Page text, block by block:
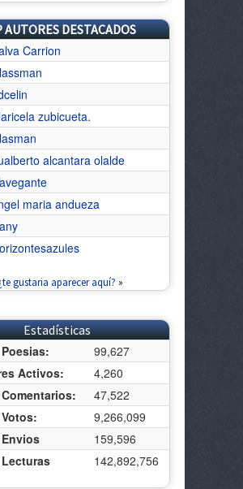
AUTORES DESTACADOS
Carrion
zubicueta.
alcantara olalde
maria andueza
gustaria aparecer aquí? »
Estadísticas
99,627
Activos:
4,260
47,522
9,266,099
159,596
142,892,756